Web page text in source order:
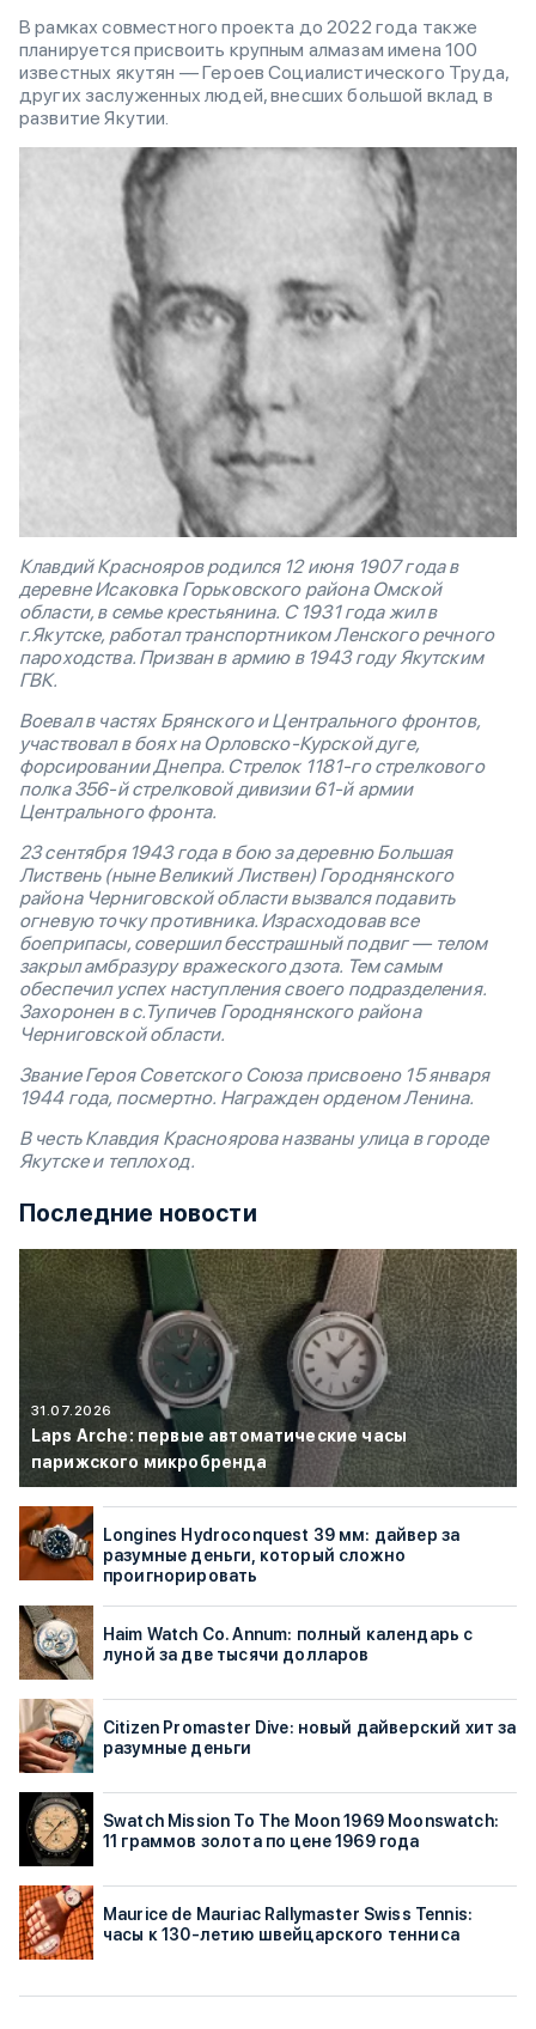
В рамках совместного проекта до 2022 года также
планируется присвоить крупным алмазам имена 100
известных якутян — Героев Социалистического Труда,
других заслуженных людей, внесших большой вклад в
развитие Якутии.
Клавдий Краснояров родился 12 июня 1907 года в
деревне Исаковка Горьковского района Омской
области, в семье крестьянина. С 1931 года жил в
г.Якутске, работал транспортником Ленского речного
пароходства. Призван в армию в 1943 году Якутским
ГВК.
Воевал в частях Брянского и Центрального фронтов,
участвовал в боях на Орловско-Курской дуге,
форсировании Днепра. Стрелок 1181-го стрелкового
полка 356-й стрелковой дивизии 61-й армии
Центрального фронта.
23 сентября 1943 года в бою за деревню Большая
Листвень (ныне Великий Листвен) Городнянского
района Черниговской области вызвался подавить
огневую точку противника. Израсходовав все
боеприпасы, совершил бесстрашный подвиг — телом
закрыл амбразуру вражеского дзота. Тем самым
обеспечил успех наступления своего подразделения.
Захоронен в с.Тупичев Городнянского района
Черниговской области.
Звание Героя Советского Союза присвоено 15 января
1944 года, посмертно. Награжден орденом Ленина.
В честь Клавдия Красноярова названы улица в городе
Якутске и теплоход.
Последние новости
31.07.2026
Laps Arche: первые автоматические часы
парижского микробренда
Longines Hydroconquest 39 мм: дайвер за
разумные деньги, который сложно
проигнорировать
Haim Watch Co. Annum: полный календарь с
луной за две тысячи долларов
Citizen Promaster Dive: новый дайверский хит за
разумные деньги
Swatch Mission To The Moon 1969 Moonswatch:
11 граммов золота по цене 1969 года
Maurice de Mauriac Rallymaster Swiss Tennis:
часы к 130-летию швейцарского тенниса